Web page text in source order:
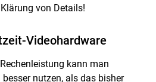
von Details!
Videohardware
kann man
nutzen, als das bisher